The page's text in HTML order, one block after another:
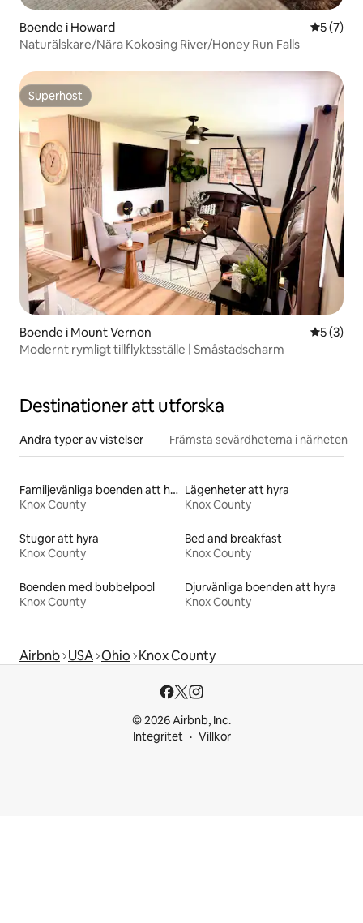
Boende i Howard 5 av 5 i
5 (7)
Naturälskare/Nära Kokosing River/Honey Run Falls
Superhost
Superhost
Boende i Mount Vernon 5 av 5 i
5 (3)
Modernt rymligt tillflyktsställe | Småstadscharm
Destinationer att utforska
Andra typer av vistelser Främsta sevärdheterna i närheten
Familjevänliga boenden att hyra
Knox County
Lägenheter att hyra
Knox County
Stugor att hyra
Knox County
Bed and breakfast
Knox County
Boenden med bubbelpool
Knox County
Djurvänliga boenden att hyra
Knox County
Airbnb USA Ohio Knox County
© 2026 Airbnb, Inc.
Integritet
Villkor